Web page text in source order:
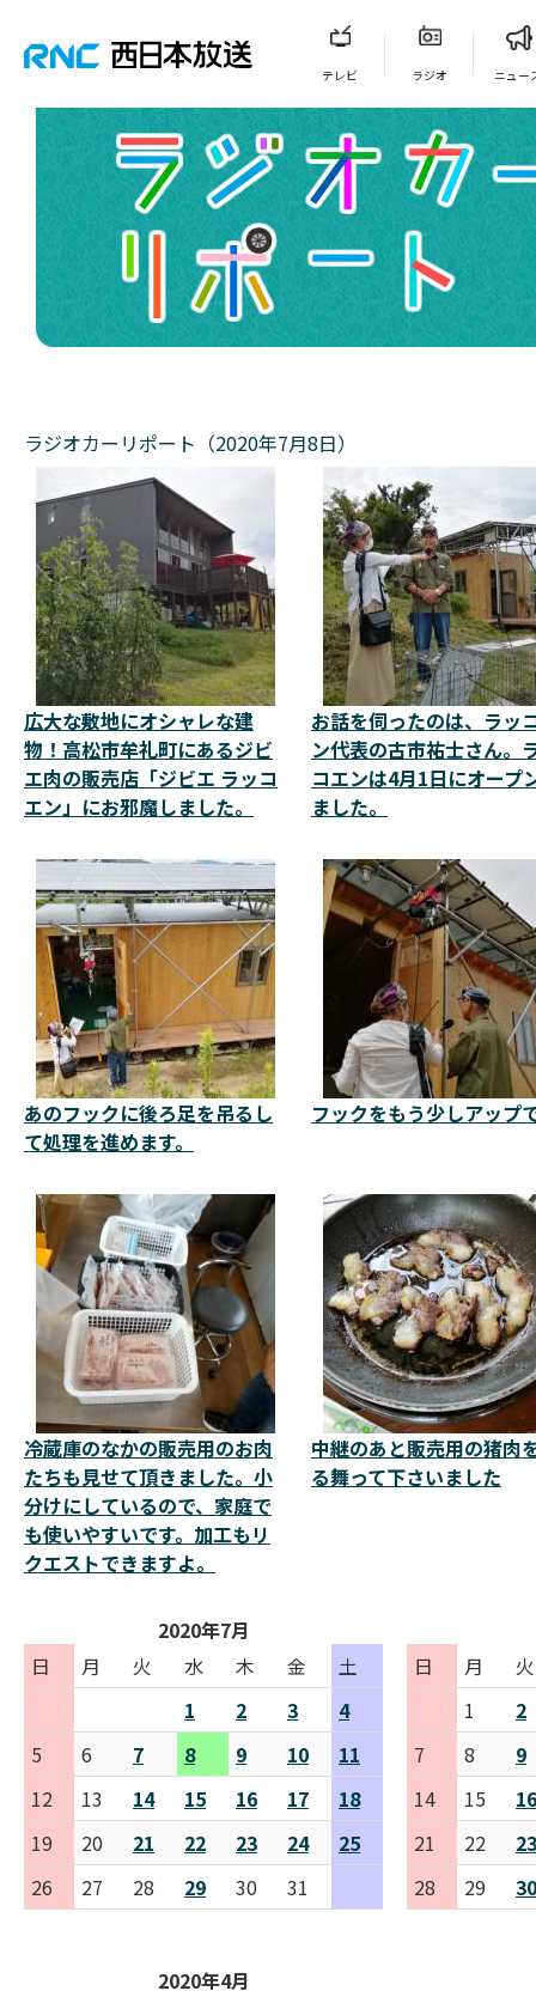
テレビ ラジオ ニュー
ラジオカーリポート（2020年7月8日）
広大な敷地にオシャレな建
物！高松市牟礼町にあるジビ
エ肉の販売店「ジビエ ラッコ
エン」にお邪魔しました。
お話を伺ったのは、ラッ
ン代表の古市祐士さん。
コエンは4月1日にオープ
ました。
あのフックに後ろ足を吊るし
て処理を進めます。
フックをもう少しアップ
冷蔵庫のなかの販売用のお肉
たちも見せて頂きました。小
分けにしているので、家庭で
も使いやすいです。加工もリ
クエストできますよ。
中継のあと販売用の猪肉
る舞って下さいました
2020年7月
日
月 火 水 木 金
土
1
2 3
4
5
6 7 8 9 10
11
12
13 14 15 16 17
18
19
20 21 22 23 24
25
26
27 28 29 30 31
日 月
火
1
2
7
8
9
14
15
16
21
22
23
28
29 30
2020年4月